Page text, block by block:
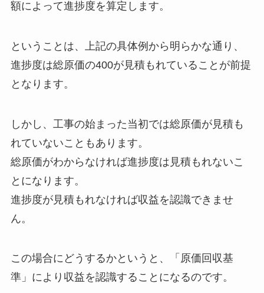
額によって進捗度を算定 します。
ということは、上記の具体例から明らかな通り、
進捗度は総原価の400が見積もれていることが前提
となります。
しかし、工事の始まった当初では総原価が見積も
れていないこともあります。
総原価がわからなければ進捗度は見積もれないこ
とになります。
進捗度が見積もれなければ収益を認識できませ
ん。
この場合にどうするかというと、
「原価回収基
準」により収益を認識する ことになるのです。